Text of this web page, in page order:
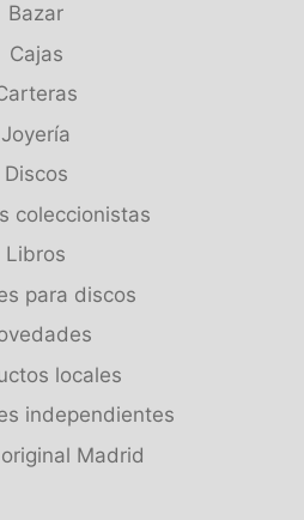
Bazar
Cajas
Joyería
Discos
coleccionistas
Libros
para discos
locales
independientes
Madrid